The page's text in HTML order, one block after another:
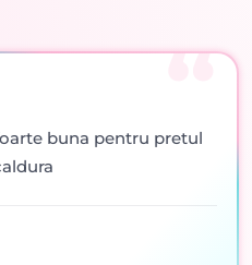
buna pentru pretul